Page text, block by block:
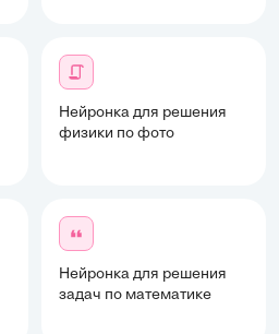
Нейронка для решения
физики по фото
Нейронка для решения
задач по математике